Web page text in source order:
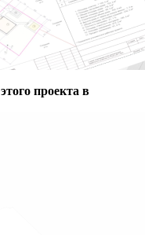
этого проекта в